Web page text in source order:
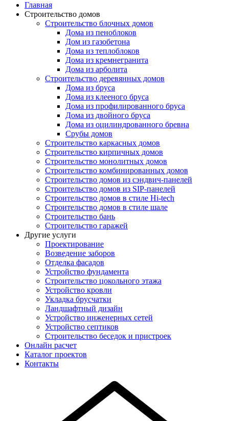
Главная
Строительство домов
Строительство блочных домов
Дома из пеноблоков
Дом из газобетона
Дома из теплоблоков
Дома из кремнегранита
Дома из арболита
Строительство деревянных домов
Дома из бруса
Дома из клееного бруса
Дома из профилированного бруса
Дома из двойного бруса
Дома из оцилиндрованного бревна
Срубы домов
Строительство каркасных домов
Строительство кирпичных домов
Строительство монолитных домов
Строительство комбинированных домов
Строительство домов из сэндвич-панелей
Строительство домов из SIP-панелей
Строительство домов в стиле Hi-tech
Строительство домов в стиле шале
Строительство бань
Строительство гаражей
Другие услуги
Проектирование
Возведение заборов
Отделка фасадов
Устройство фундамента
Строительство цокольного этажа
Устройство кровли
Укладка брусчатки
Ландшафтный дизайн
Устройство инженерных сетей
Устройство септиков
Строительство беседок и пристроек
Онлайн расчет
Каталог проектов
Контакты